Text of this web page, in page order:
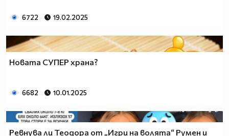
6722 19.02.2025
Новата СУПЕР храна?
6682 10.01.2025
Ревнува ли Теодора от „Игри на волята“ Румен и